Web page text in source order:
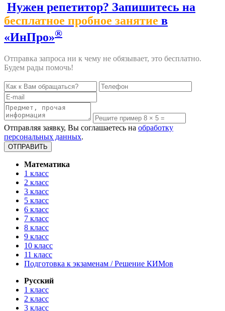
Нужен репетитор? Запишитесь на
бесплатное пробное занятие в
«ИнПро»®
Отправка запроса ни к чему не обязывает, это бесплатно.
Будем рады помочь!
Отправляя заявку, Вы соглашаетесь на обработку
персональных данных.
Математика
1 класс
2 класс
3 класс
5 класс
6 класс
7 класс
8 класс
9 класс
10 класс
11 класс
Подготовка к экзаменам / Решение КИМов
Русский
1 класс
2 класс
3 класс